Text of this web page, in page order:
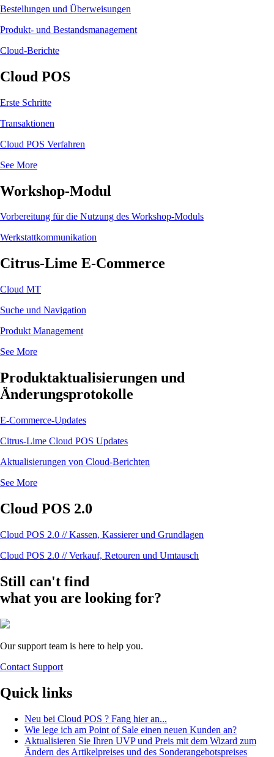
Bestellungen und Überweisungen
Produkt- und Bestandsmanagement
Cloud-Berichte
Cloud POS
Erste Schritte
Transaktionen
Cloud POS Verfahren
See More
Workshop-Modul
Vorbereitung für die Nutzung des Workshop-Moduls
Werkstattkommunikation
Citrus-Lime E-Commerce
Cloud MT
Suche und Navigation
Produkt Management
See More
Produktaktualisierungen und
Änderungsprotokolle
E-Commerce-Updates
Citrus-Lime Cloud POS Updates
Aktualisierungen von Cloud-Berichten
See More
Cloud POS 2.0
Cloud POS 2.0 // Kassen, Kassierer und Grundlagen
Cloud POS 2.0 // Verkauf, Retouren und Umtausch
Still can't find
what you are looking for?
Our support team is here to help you.
Contact Support
Quick links
Neu bei Cloud POS ? Fang hier an...
Wie lege ich am Point of Sale einen neuen Kunden an?
Aktualisieren Sie Ihren UVP und Preis mit dem Wizard zum
Ändern des Artikelpreises und des Sonderangebotspreises